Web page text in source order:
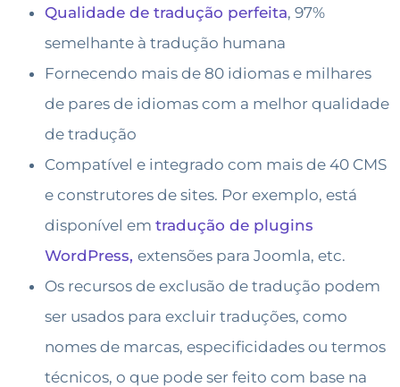
Qualidade de tradução perfeita, 97%
semelhante à tradução humana
Fornecendo mais de 80 idiomas e milhares
de pares de idiomas com a melhor qualidade
de tradução
Compatível e integrado com mais de 40 CMS
e construtores de sites. Por exemplo, está
disponível em tradução de plugins
WordPress, extensões para Joomla, etc.
Os recursos de exclusão de tradução podem
ser usados para excluir traduções, como
nomes de marcas, especificidades ou termos
técnicos, o que pode ser feito com base na